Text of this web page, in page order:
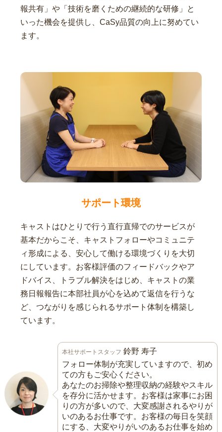
報共有」や「技術を磨くための継続的な研修」と
いった機会を提供し、CaSy品質の向上に努めてい
ます。
サポート環境
キャストはひとりで行う直行直帰でのサービスが
基本だからこそ、キャストフォローやコミュニテ
ィ形成による、安心して働ける環境づくりを大切
にしています。お客様評価のフィードバックやア
ドバイス、トラブル解決をはじめ、キャストの業
務日報報告に本部社員が心を込めて返信を行うな
ど、つながりを感じられるサポート体制を構築し
ています。
本社サポートスタッフ 鈴野 寿子
フォロー体制が充実していますので、初め
ての方もご安心ください。
あなたのお掃除や整理収納の経験やスキル
を存分に活かせます。お客様は家事にお困
りの方が多いので、大変感謝されるやりが
いのあるお仕事です。お客様の毎日を笑顔
にする、大変やりがいのあるお仕事を始め